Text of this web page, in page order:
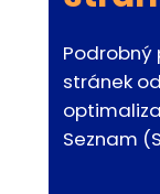
Podrobný
stránek
Seznam